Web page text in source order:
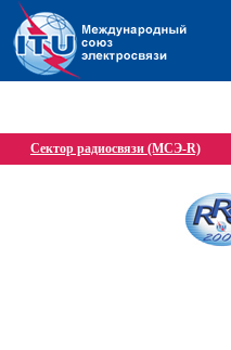
Сектор радиосвязи (МСЭ-R)